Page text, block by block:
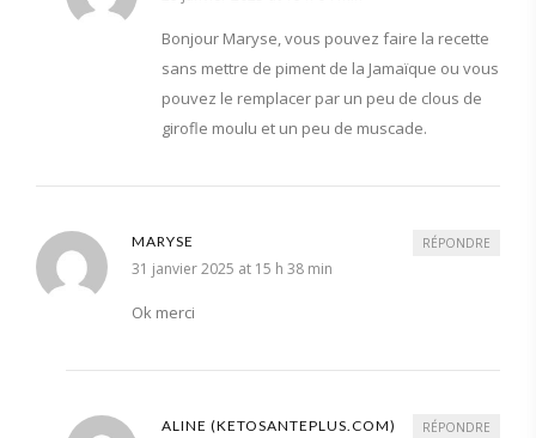
Bonjour Maryse, vous pouvez faire la recette
sans mettre de piment de la Jamaïque ou vous
pouvez le remplacer par un peu de clous de
girofle moulu et un peu de muscade.
MARYSE
31 janvier 2025 at 15 h 38 min
Ok merci
RÉPONDRE
ALINE (KETOSANTEPLUS.COM) RÉPONDRE